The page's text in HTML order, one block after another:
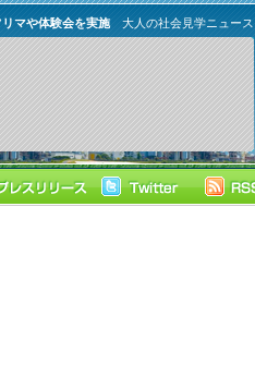
大人の社会見学ニュース
マや体験会を実施